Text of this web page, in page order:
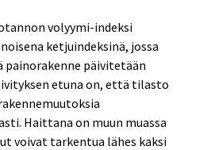
volyymi-indeksi
ketjuindeksinä, jossa
painorakenne päivitetään
etuna on, että tilasto
Haittana on muun muassa
voivat tarkentua lähes kaksi